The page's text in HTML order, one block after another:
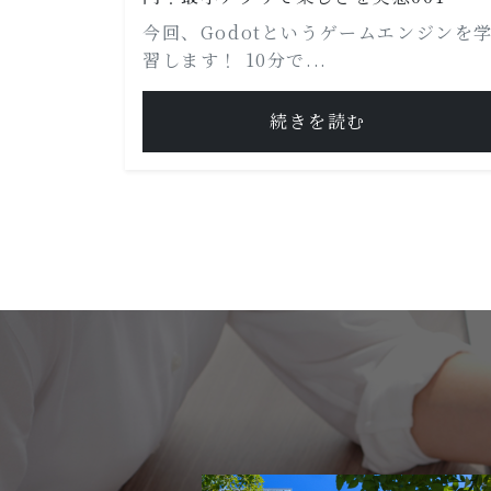
今回、Godotというゲームエンジンを
習します！ 10分で...
続きを読む